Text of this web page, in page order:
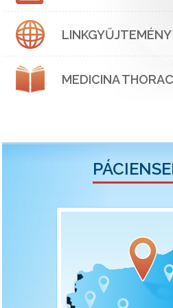
LINKGYŰJTEMÉNY
MEDICINA